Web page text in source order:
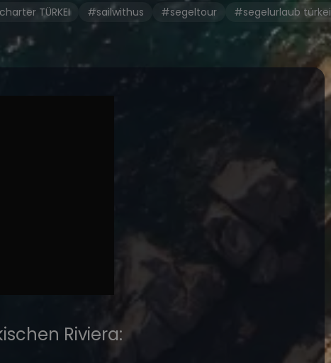
TÜRKEI #sailwithus #segeltour #segelurlaub türkei
Riviera: